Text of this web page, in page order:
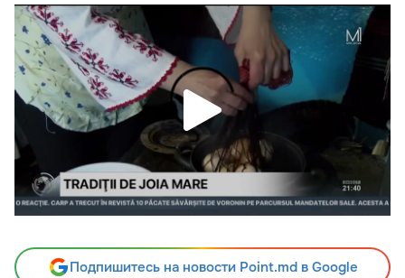
Подпишитесь на новости Point.md в Google